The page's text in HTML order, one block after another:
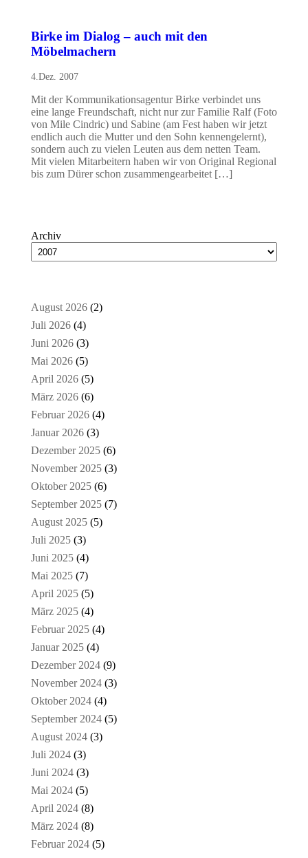
Birke im Dialog – auch mit den
Möbelmachern
4.Dez. 2007
Mit der Kommunikationsagentur Birke verbindet uns
eine lange Freundschaft, nicht nur zur Familie Ralf (Foto
von Mile Cindric) und Sabine (am Fest haben wir jetzt
endlich auch die Mutter und den Sohn kennengelernt),
sondern auch zu vielen Leuten aus dem netten Team.
Mit vielen Mitarbeitern haben wir von Original Regional
bis zum Dürer schon zusammengearbeitet […]
Archiv
August 2026(2)
Juli 2026(4)
Juni 2026(3)
Mai 2026(5)
April 2026(5)
März 2026(6)
Februar 2026(4)
Januar 2026(3)
Dezember 2025(6)
November 2025(3)
Oktober 2025(6)
September 2025(7)
August 2025(5)
Juli 2025(3)
Juni 2025(4)
Mai 2025(7)
April 2025(5)
März 2025(4)
Februar 2025(4)
Januar 2025(4)
Dezember 2024(9)
November 2024(3)
Oktober 2024(4)
September 2024(5)
August 2024(3)
Juli 2024(3)
Juni 2024(3)
Mai 2024(5)
April 2024(8)
März 2024(8)
Februar 2024(5)